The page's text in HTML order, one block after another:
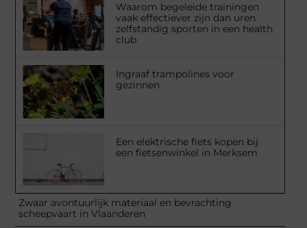
Waarom begeleide trainingen
vaak effectiever zijn dan uren
zelfstandig sporten in een health
club
Ingraaf trampolines voor
gezinnen
Een elektrische fiets kopen bij
een fietsenwinkel in Merksem
Zwaar avontuurlijk materiaal en bevrachting
scheepvaart in Vlaanderen